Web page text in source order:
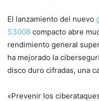
El lanzamiento del nuevo
S3008 compacto abre
rendimiento general
ha mejorado la
disco duro cifradas, una
«Prevenir los